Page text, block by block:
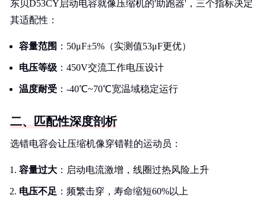
东贝D53CY启动电容就像压缩机的'助跑器'，三个指标决定
其适配性：
容量范围 ：50μF±5%（实测值53μF更优）
电压等级 ：450V交流工作电压设计
温度耐受 ：-40℃~70℃宽温域稳定运行
二、匹配性深度剖析
选错电容会让压缩机像穿错鞋的运动员：
容量过大 ：启动电流激增，线圈过热风险上升
电压不足 ：频繁击穿，寿命缩短60%以上